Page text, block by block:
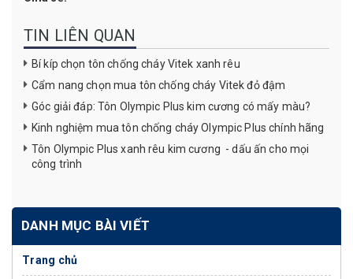
TIN LIÊN QUAN
Bí kíp chọn tôn chống cháy Vitek xanh rêu
Cẩm nang chọn mua tôn chống cháy Vitek đỏ đậm
Góc giải đáp: Tôn Olympic Plus kim cương có mấy màu?
Kinh nghiệm mua tôn chống cháy Olympic Plus chính hãng
Tôn Olympic Plus xanh rêu kim cương - dấu ấn cho mọi
công trình
DANH MỤC BÀI VIẾT
Trang chủ